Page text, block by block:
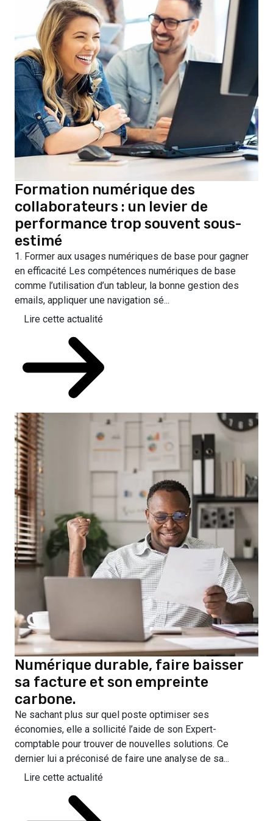
Formation numérique des
collaborateurs : un levier de
performance trop souvent sous-
estimé
1. Former aux usages numériques de base pour gagner
en efficacité Les compétences numériques de base
comme l’utilisation d’un tableur, la bonne gestion des
emails, appliquer une navigation sé...
Lire cette actualité
Numérique durable, faire baisser
sa facture et son empreinte
carbone.
Ne sachant plus sur quel poste optimiser ses
économies, elle a sollicité l’aide de son Expert-
comptable pour trouver de nouvelles solutions. Ce
dernier lui a préconisé de faire une analyse de sa...
Lire cette actualité